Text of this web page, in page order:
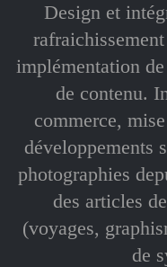
Design et
implémentation
de contenu.
commerce,
développements
photographies
des articles
(voyages,
de